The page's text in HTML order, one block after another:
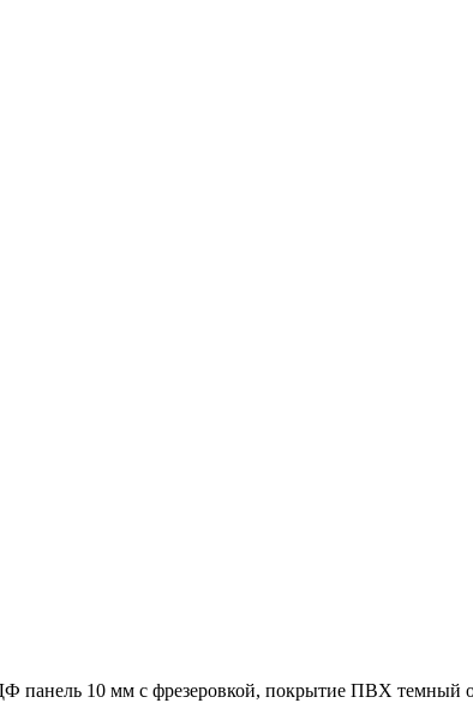
панель 10 мм с фрезеровкой, покрытие ПВХ темный